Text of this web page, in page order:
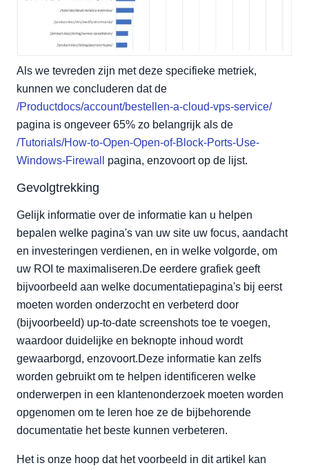
Als we tevreden zijn met deze specifieke metriek,
kunnen we concluderen dat de
/Productdocs/account/bestellen-a-cloud-vps-service/
pagina is ongeveer 65% zo belangrijk als de
/Tutorials/How-to-Open-Open-of-Block-Ports-Use-
Windows-Firewall
pagina, enzovoort op de lijst.
Gevolgtrekking
Gelijk informatie over de informatie kan u helpen
bepalen welke pagina's van uw site uw focus, aandacht
en investeringen verdienen, en in welke volgorde, om
uw ROI te maximaliseren.De eerdere grafiek geeft
bijvoorbeeld aan welke documentatiepagina's bij eerst
moeten worden onderzocht en verbeterd door
(bijvoorbeeld) up-to-date screenshots toe te voegen,
waardoor duidelijke en beknopte inhoud wordt
gewaarborgd, enzovoort.Deze informatie kan zelfs
worden gebruikt om te helpen identificeren welke
onderwerpen in een klantenonderzoek moeten worden
opgenomen om te leren hoe ze de bijbehorende
documentatie het beste kunnen verbeteren.
Het is onze hoop dat het voorbeeld in dit artikel kan